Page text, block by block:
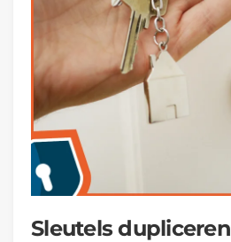
Sleutels dupliceren